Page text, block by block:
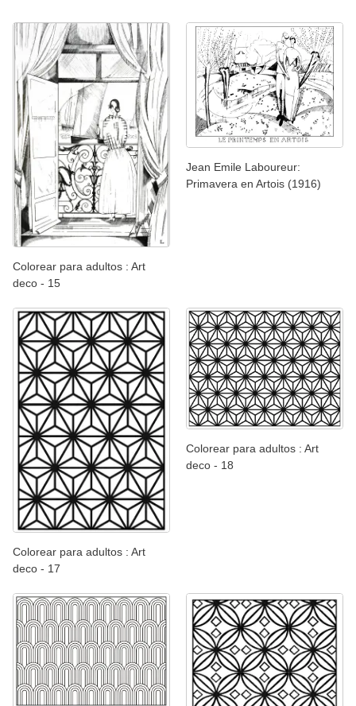
Colorear para adultos : Art
deco - 15
Jean Emile Laboureur:
Primavera en Artois (1916)
Colorear para adultos : Art
deco - 17
Colorear para adultos : Art
deco - 18